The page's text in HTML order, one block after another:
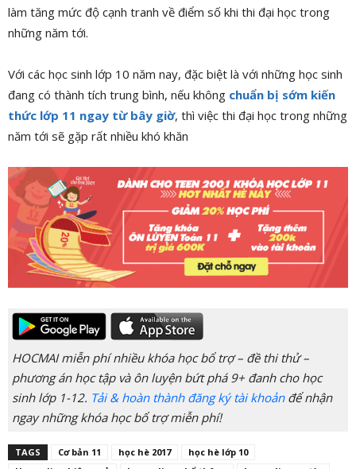
làm tăng mức độ cạnh tranh về điểm số khi thi đại học trong
những năm tới.
Với các học sinh lớp 10 năm nay, đặc biệt là với những học sinh
đang có thành tích trung bình, nếu không chuẩn bị sớm kiến
thức lớp 11 ngay từ bây giờ, thì việc thi đại học trong những
năm tới sẽ gặp rất nhiều khó khăn
HOCMAI miễn phí nhiều khóa học bổ trợ – đề thi thử –
phương án học tập và ôn luyện bứt phá 9+ đanh cho học
sinh lớp 1-12. Tải & hoàn thành đăng ký tài khoảnđể nhận
ngay những khóa học bổ trợ miễn phí!
TAGS Cơ bản 11 học hè 2017
học hè lớp 10